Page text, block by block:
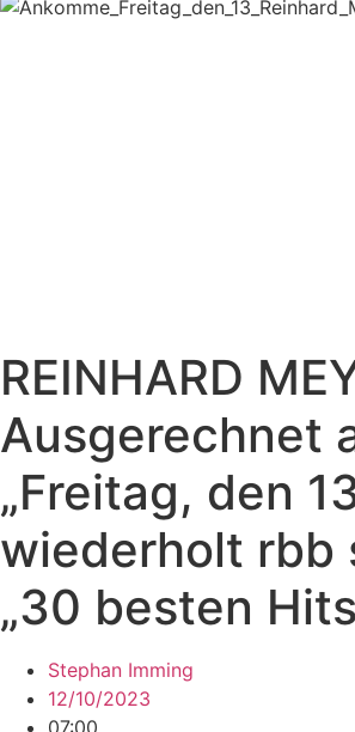
REINHARD
Ausgerechnet
„Freitag, den
wiederholt rbb
„30 besten
Stephan Imming
12/10/2023
07:00